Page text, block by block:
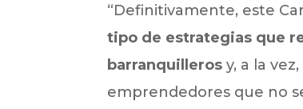
“Definitivamente, este
tipo de estrategias que
barranquilleros y, a la
emprendedores que no